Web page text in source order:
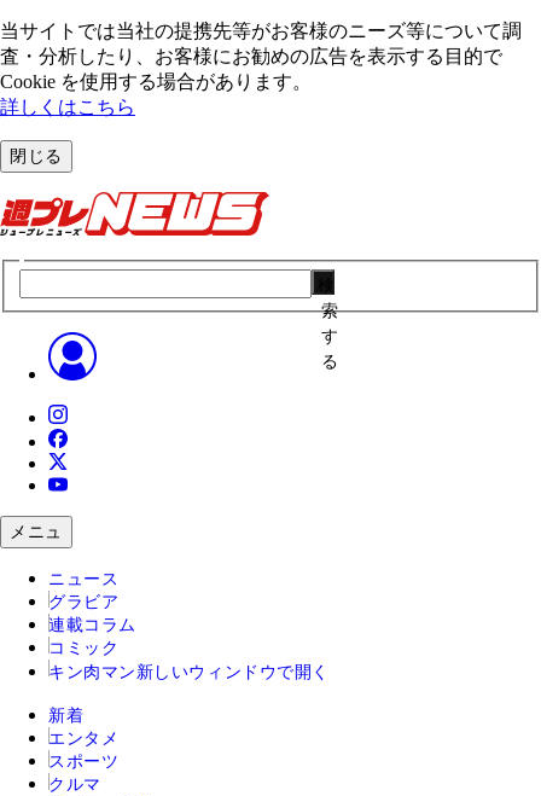
当サイトでは当社の提携先等がお客様のニーズ等について調
査・分析したり、お客様にお勧めの広告を表⽰する⽬的で
Cookie を使⽤する場合があります。
詳しくはこちら
閉じる
索
す
る
メニュ
ニュース
グラビア
連載コラム
コミック
キン肉マン 新しいウィンドウで開く
新着
エンタメ
スポーツ
クルマ